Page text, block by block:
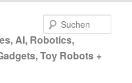
AI, Robotics,
Toy Robots +